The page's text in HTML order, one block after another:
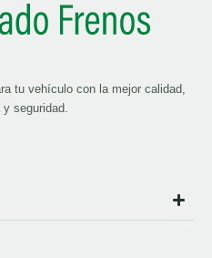
tu vehículo con la mejor calidad,
seguridad.